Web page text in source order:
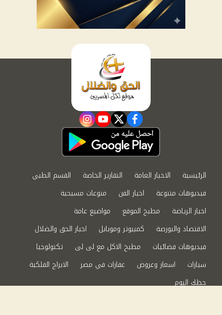
facebook
twitter
youtube
instagram
الرئيسية الاخبار العامة التقارير الخاصة
القسم الطبي
فيديوهات متنوعة
اخبار الفن
منوعات مسيحية
اخبار الرياضة
مطبخ الموقع
مواضيع عامة
الاقتصاد والبورصة
كمبيوتر وموبايل
اخبار الحق والضلال
فيديوهات فضائيات
مطبخ الاكل مع لى لى
تكنولوجيا
سيارات
اسعار وعروض عقارات في مصر
الابراج الفلكية
حظك اليوم